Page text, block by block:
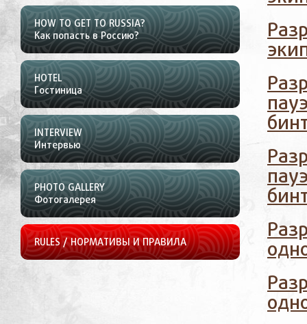
HOW TO GET TO RUSSIA?
Как попасть в Россию?
HOTEL
Гостиница
INTERVIEW
Интервью
PHOTO GALLERY
Фотогалерея
RULES / НОРМАТИВЫ И ПРАВИЛА